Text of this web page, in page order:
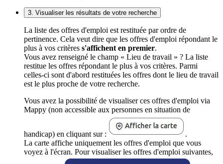
3. Visualiser les résultats de votre recherche
La liste des offres d'emploi est restituée par ordre de
pertinence. Cela veut dire que les offres d'emploi répondant le
plus à vos critères s'affichent en premier.
Vous avez renseigné le champ « Lieu de travail » ? La liste
restitue les offres répondant le plus à vos critères. Parmi
celles-ci sont d'abord restituées les offres dont le lieu de travail
est le plus proche de votre recherche.
Vous avez la possibilité de visualiser ces offres d'emploi via
Mappy (non accessible aux personnes en situation de
handicap) en cliquant sur :
.
La carte affiche uniquement les offres d'emploi que vous
voyez à l'écran. Pour visualiser les offres d'emploi suivantes,